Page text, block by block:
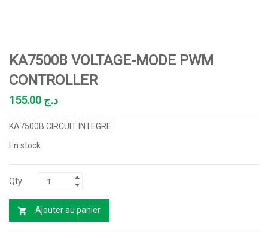
KA7500B VOLTAGE-MODE PWM
CONTROLLER
د.ج
KA7500B CIRCUIT INTEGRE
En stock
Ajouter au panier